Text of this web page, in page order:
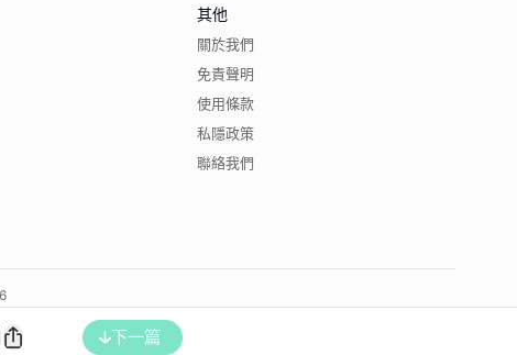
下一篇
其他
關於我們
免責聲明
使用條款
私隱政策
聯絡我們